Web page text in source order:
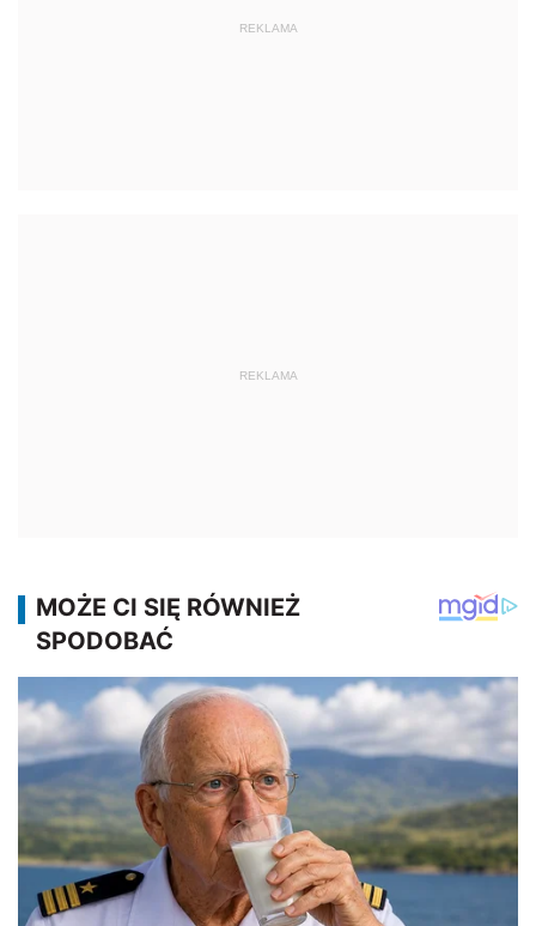
REKLAMA
REKLAMA